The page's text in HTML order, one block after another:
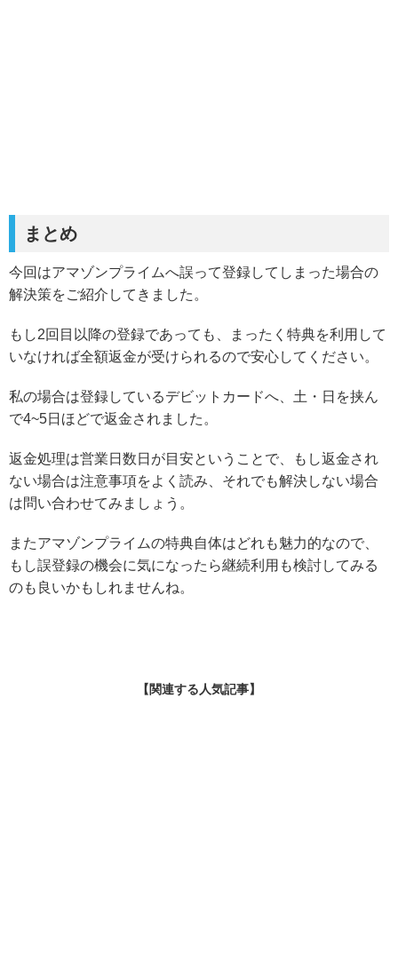
まとめ
今回はアマゾンプライムへ誤って登録してしまった場合の
解決策をご紹介してきました。
もし2回目以降の登録であっても、まったく特典を利用して
いなければ全額返金が受けられるので安心してください。
私の場合は登録しているデビットカードへ、土・日を挟ん
で4~5日ほどで返金されました。
返金処理は営業日数日が目安ということで、もし返金され
ない場合は注意事項をよく読み、それでも解決しない場合
は問い合わせてみましょう。
またアマゾンプライムの特典自体はどれも魅力的なので、
もし誤登録の機会に気になったら継続利用も検討してみる
のも良いかもしれませんね。
【関連する人気記事】